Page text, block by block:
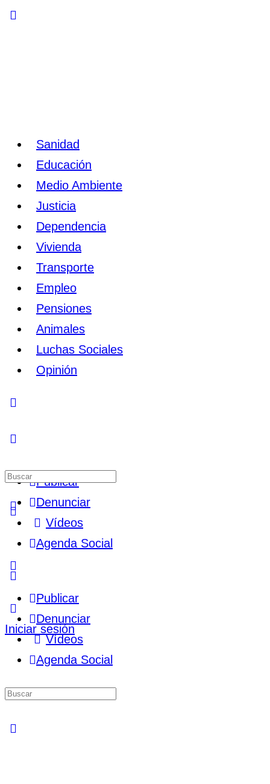
Sanidad
Educación
Medio Ambiente
Justicia
Dependencia
Vivienda
Transporte
Empleo
Pensiones
Animales
Luchas Sociales
Opinión
Publicar
Denunciar
Vídeos
Agenda Social
options
Iniciar sesión
Buscar
Publicar
Denunciar
Vídeos
Agenda Social
Buscar